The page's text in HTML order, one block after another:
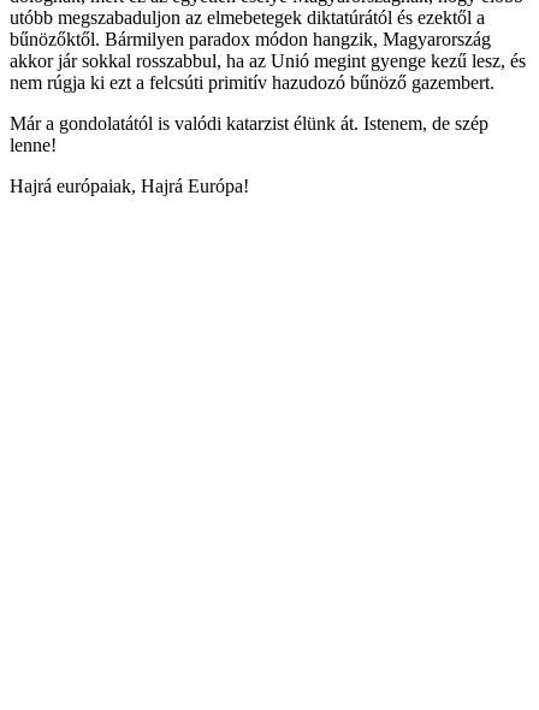
utóbb megszabaduljon az elmebetegek diktatúrától és ezektől a
bűnözőktől. Bármilyen paradox módon hangzik, Magyarország
akkor jár sokkal rosszabbul, ha az Unió megint gyenge kezű lesz, és
nem rúgja ki ezt a felcsúti primitív hazudozó bűnöző gazembert.
Már a gondolatától is valódi katarzist élünk át. Istenem, de szép
lenne!
Hajrá európaiak, Hajrá Európa!